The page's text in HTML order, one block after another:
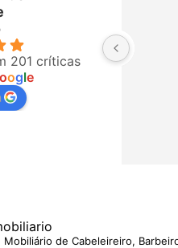
201 críticas
oogle
atendido por
é a terceira
eles.
de Cabeleireiro,